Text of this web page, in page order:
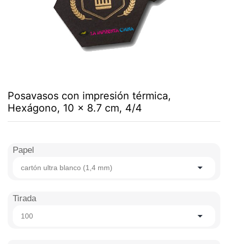
Posavasos con impresión térmica,
Hexágono, 10 x 8.7 cm, 4/4
Papel
cartón ultra blanco (1,4 mm)
Tirada
100